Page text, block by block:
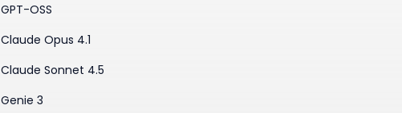
GPT-OSS
Claude Opus 4.1
Claude Sonnet 4.5
Genie 3